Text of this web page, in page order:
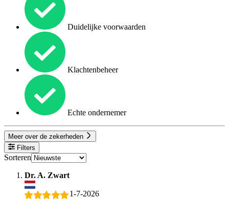
Duidelijke voorwaarden
Klachtenbeheer
Echte ondernemer
Meer over de zekerheden
Filters
Sorteren
Dr. A. Zwart
1-7-2026